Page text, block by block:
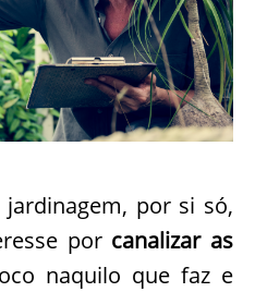
por si só,
por canalizar as
naquilo que faz e